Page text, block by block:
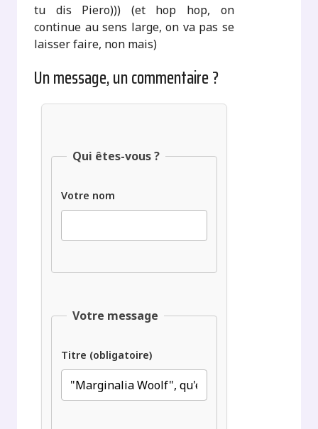
tu dis Piero))) (et hop hop, on
continue au sens large, on va pas se
laisser faire, non mais)
Un message, un commentaire ?
Qui êtes-vous ?
Votre nom
Votre message
Titre (obligatoire)